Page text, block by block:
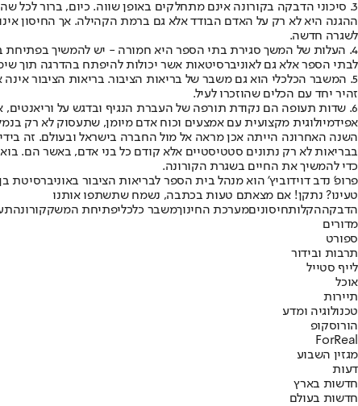
3. סיכוני הדבקה בקורונה אינם מתחלקים באופן שווה. כיום, ברור לכל
ההגנה היא לא רק על האדם הבודד אלא גם ברמת הקהילה. אך החיסון
לשגרה חדשה.
4. העלות של המשך סגירת בתי הספר היא חמורה - יש להמשיך בפתיחת
לבתי הספר אלא גם לאוניברסיטאות אשר יכולות להיפתח בהדרגה תוך
5. המשבר הכלכלי הוא גם משבר של בריאות הציבור. בריאות הציבור
זהיר יחד עם הכלים שהוזכרו לעיל.
6. שדות תעופה הם נקודת תורפה של העברת הנגיף ובדגש על וריאנטים,
אפידמיולוגית מקצועית עם אמצעים וכוח אדם מיומן, שתעסוק לא רק
השנה האחרונה הייתה אכן מראה אל מול החברה בישראל ובעולם. זה
בבריאות לא רק נתונים סטטיסטיים אלא קודם כל בני אדם, באשר הם.
כדי להמשיך את החיים בשגרת הקורונה.
פרופ' נדב דוידוביץ' הוא מנהל בית הספר לבריאות הציבור באוניברסיטת
טעינו? נתקן! אם מצאתם טעות בכתבה, נשמח שתשתפו אותנו
הדבקההקלותחיסוניםמערכת החינוךמשבר כלכליפתיחת המשקקורונה
מדורים
ספורט
תרבות ובידור
לייף סטייל
אוכל
תיירות
טכנולוגיה ומדע
הורוסקופ
ForReal
מגזין השבוע
דעות
חדשות בארץ
חדשות בעולם